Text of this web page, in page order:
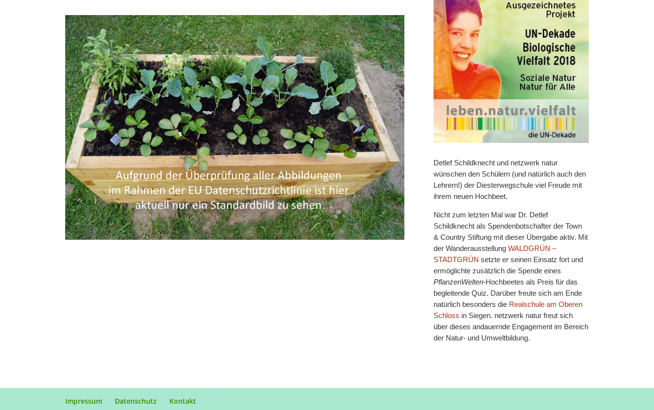
Detlef Schildknecht und netzwerk natur
wünschen den Schülern (und natürlich auch den
Lehrern!) der Diesterwegschule viel Freude mit
ihrem neuen Hochbeet.
Nicht zum letzten Mal war Dr. Detlef
Schildknecht als Spendenbotschafter der Town
& Country Stiftung mit dieser Übergabe aktiv. Mit
der Wanderausstellung WALDGRÜN –
STADTGRÜN setzte er seinen Einsatz fort und
ermöglichte zusätzlich die Spende eines
PflanzenWelten-Hochbeetes als Preis für das
begleitende Quiz. Darüber freute sich am Ende
natürlich besonders die Realschule am Oberen
Schloss in Siegen. netzwerk natur freut sich
über dieses andauernde Engagement im Bereich
der Natur- und Umweltbildung.
Impressum Datenschutz Kontakt